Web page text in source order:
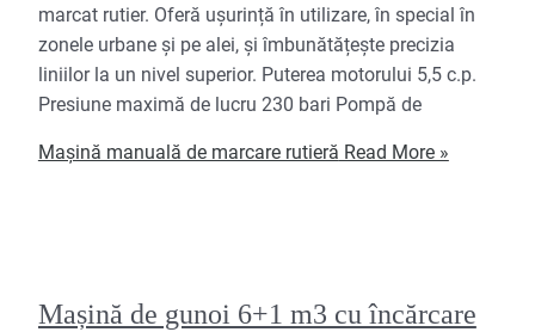
marcat rutier. Oferă ușurință în utilizare, în special în
zonele urbane și pe alei, și îmbunătățește precizia
liniilor la un nivel superior. Puterea motorului 5,5 c.p.
Presiune maximă de lucru 230 bari Pompă de
Mașină manuală de marcare rutieră Read More »
Mașină de gunoi 6+1 m3 cu încărcare